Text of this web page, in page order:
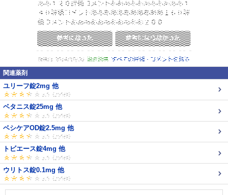
関連薬剤
ユリーフ錠2mg 他
ベタニス錠25mg 他
ベシケアOD錠2.5mg 他
トビエース錠4mg 他
ウリトス錠0.1mg 他